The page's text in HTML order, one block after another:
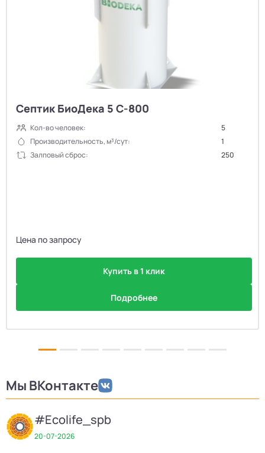
Септик БиоДека 5 C-800
Кол-во человек:
5
Производительность, м³/сут:
1
Залповый сброс:
250
Цена по запросу
Купить в 1 клик
Подробнее
Мы ВКонтакте
#Ecolife_spb
20-07-2026